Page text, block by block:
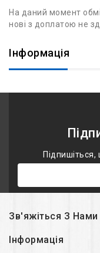
На даний момент
нові з доплатою не
Інформація
Зв'яжіться З Нами
Інформація